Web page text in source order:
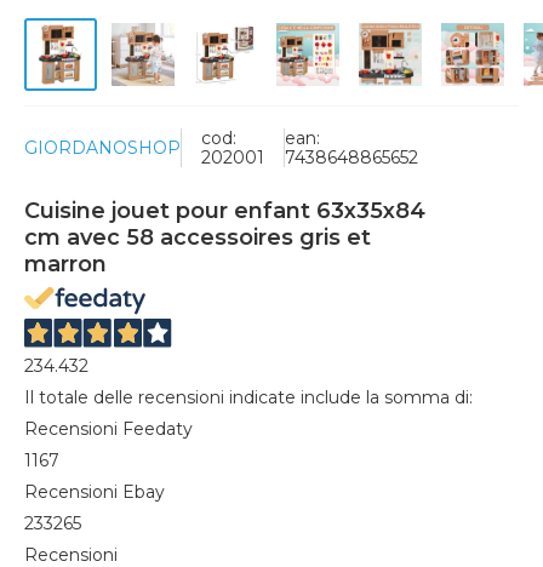
GIORDANOSHOP
cod:
202001
ean:
7438648865652
Cuisine jouet pour enfant 63x35x84
cm avec 58 accessoires gris et
marron
234.432
Il totale delle recensioni indicate include la somma di:
Recensioni Feedaty
1167
Recensioni Ebay
233265
Recensioni